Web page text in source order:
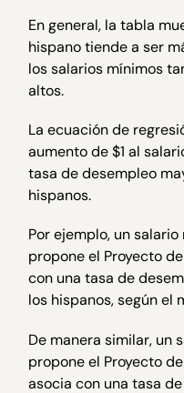
En general, la tabla
hispano tiende a ser
los salarios mínimos
altos.
La ecuación de
aumento de $1 al
tasa de desempleo
hispanos.
Por ejemplo, un
propone el Proyecto
con una tasa de
los hispanos, según el
De manera similar, un
propone el Proyecto
asocia con una tasa